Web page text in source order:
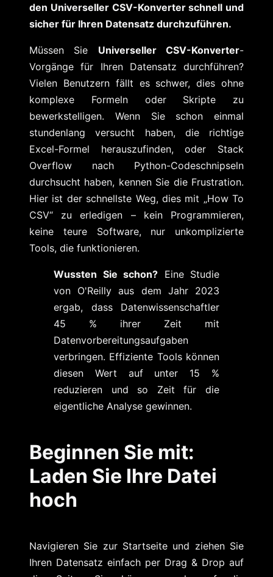
den Universeller CSV-Konverter schnell und
sicher für Ihren Datensatz durchzuführen.
Müssen Sie Universeller CSV-Konverter-
Vorgänge für Ihren Datensatz durchführen?
Vielen Benutzern fällt es schwer, dies ohne
komplexe Formeln oder Skripte zu
bewerkstelligen. Wenn Sie schon einmal
stundenlang versucht haben, die richtige
Excel-Formel herauszufinden, oder Stack
Overflow nach Python-Codeschnipseln
durchsucht haben, kennen Sie die Frustration.
Hier ist der schnellste Weg, dies mit „How To
CSV“ zu erledigen – kein Programmieren,
keine teure Software, nur unkomplizierte
Tools, die funktionieren.
Wussten Sie schon? Eine Studie
von O'Reilly aus dem Jahr 2023
ergab, dass Datenwissenschaftler
45 % ihrer Zeit mit
Datenvorbereitungsaufgaben
verbringen. Effiziente Tools können
diesen Wert auf unter 15 %
reduzieren und so Zeit für die
eigentliche Analyse gewinnen.
Beginnen Sie mit:
Laden Sie Ihre Datei
hoch
Navigieren Sie zur Startseite und ziehen Sie
Ihren Datensatz einfach per Drag & Drop auf